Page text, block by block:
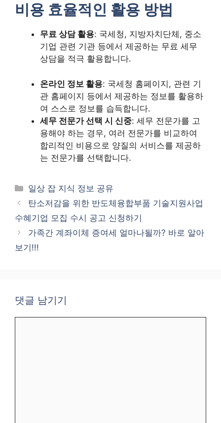
비용 효율적인 활용 방법
무료 상담 활용: 국세청, 지방자치단체, 중소
기업 관련 기관 등에서 제공하는 무료 세무
상담을 적극 활용합니다.
온라인 정보 활용: 국세청 홈페이지, 관련 기
관 홈페이지 등에서 제공하는 정보를 활용하
여 스스로 정보를 습득합니다.
세무 전문가 선택 시 신중: 세무 전문가를 고
용해야 하는 경우, 여러 전문가를 비교하여
합리적인 비용으로 양질의 서비스를 제공하
는 전문가를 선택합니다.
카
테
리
일상 잡 지식 정보 공유
탄소저감을 위한 반도체융합부품 기술지원사업
수혜기업 모집 수시 공고 신청하기
가족간 계좌이체 증여세 얼마나될까? 바로 알아
보기!!!
댓글 남기기